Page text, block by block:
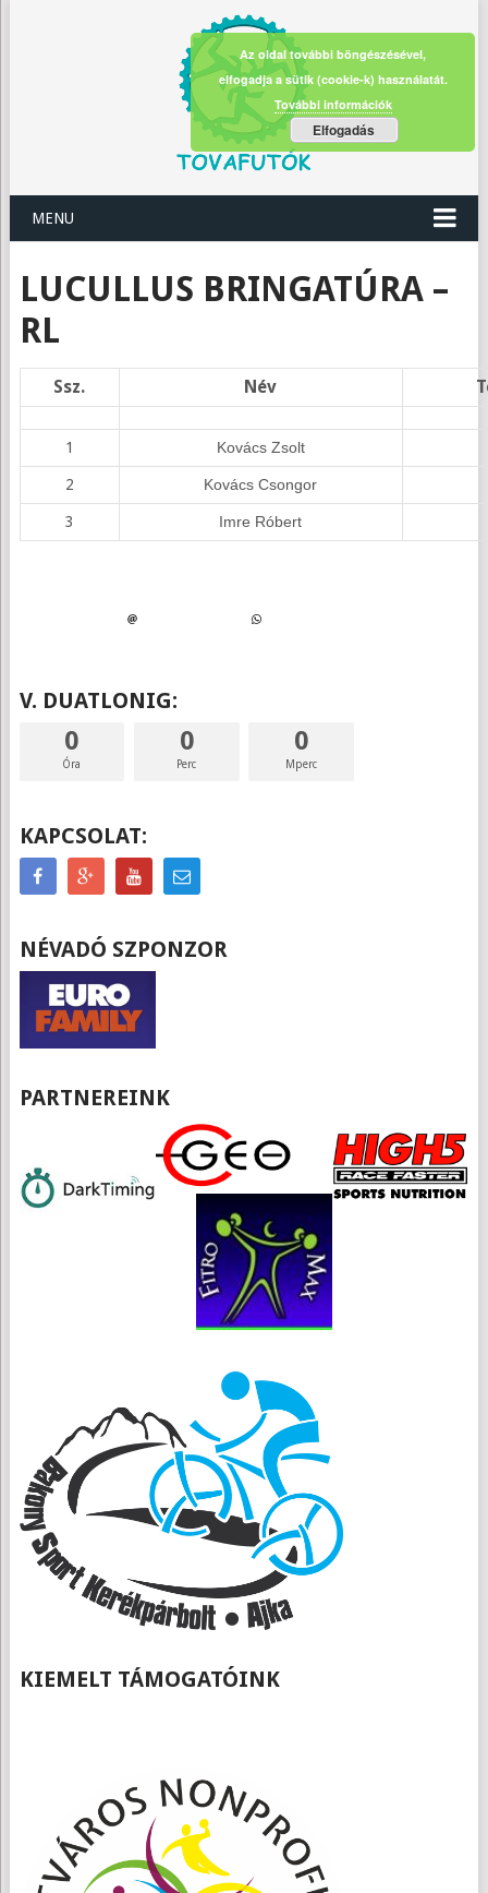
MENU
LUCULLUS BRINGATÚRA –
RL
Ssz. Név
1 Kovács Zsolt
2 Kovács Csongor
3 Imre Róbert
V. DUATLONIG:
0
Óra
0
Perc
0
Mperc
KAPCSOLAT:
NÉVADÓ SZPONZOR
PARTNEREINK
KIEMELT TÁMOGATÓINK
Az oldal további böngészésével,
elfogadja a sütik (cookie-k) használatát.
További információk
Elfogadás